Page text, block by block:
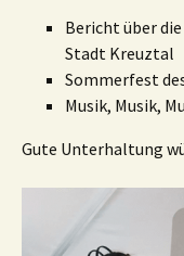
Bericht über
Stadt Kreuztal
Sommerfest
Musik, Musik,
Gute Unterhaltung